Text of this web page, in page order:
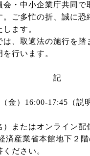
・中小企業庁共同で
ご多忙の折、誠に
ます。
、取適法の施行を踏
行います。
）16:00-17:45（説
またはオンライン配
産業省本館地下２階
ださい。